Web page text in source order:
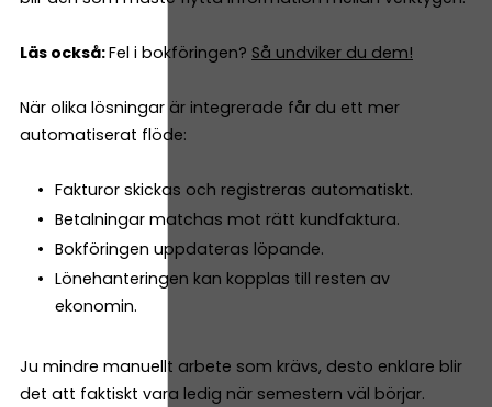
Läs också:Fel i bokföringen? Så undviker du dem!
När olika lösningar är integrerade får du ett mer
automatiserat flöde:
Fakturor skickas och registreras automatiskt.
Betalningar matchas mot rätt kundfaktura.
Bokföringen uppdateras löpande.
Lönehanteringen kan kopplas till resten av
ekonomin.
Ju mindre manuellt arbete som krävs, desto enklare blir
det att faktiskt vara ledig när semestern väl börjar.